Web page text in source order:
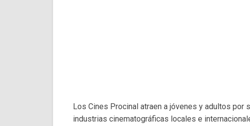
Los Cines Procinal atraen a jóvenes y adultos por
industrias cinematográficas locales e